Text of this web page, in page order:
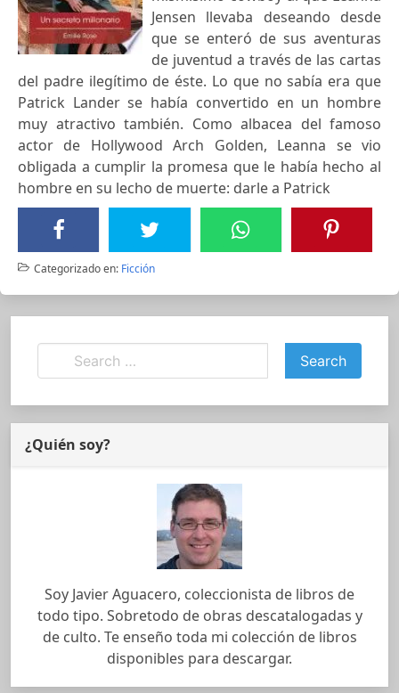
Jensen llevaba deseando desde
que se enteró de sus aventuras
de juventud a través de las cartas
del padre ilegítimo de éste. Lo que no sabía era que
Patrick Lander se había convertido en un hombre
muy atractivo también. Como albacea del famoso
actor de Hollywood Arch Golden, Leanna se vio
obligada a cumplir la promesa que le había hecho al
hombre en su lecho de muerte: darle a Patrick
Categorizado en: Ficción
¿Quién soy?
Soy Javier Aguacero, coleccionista de libros de
todo tipo. Sobretodo de obras descatalogadas y
de culto. Te enseño toda mi colección de libros
disponibles para descargar.